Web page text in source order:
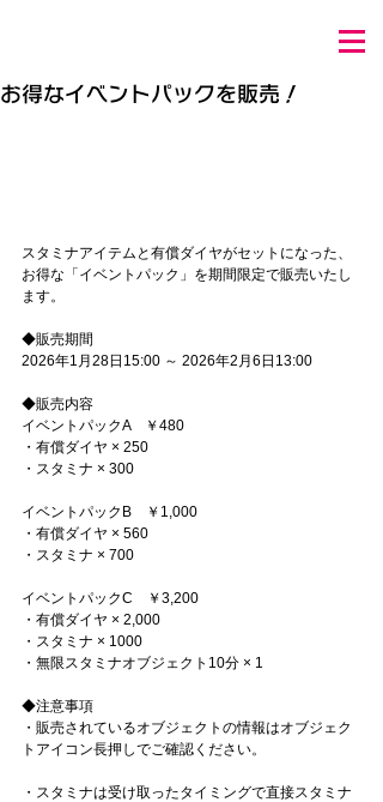
お得なイベントパックを販売！
スタミナアイテムと有償ダイヤがセットになった、
お得な「イベントパック」を期間限定で販売いたし
ます。
◆販売期間
2026年1月28日15:00 ～ 2026年2月6日13:00
◆販売内容
イベントパックA　￥480
・有償ダイヤ × 250
・スタミナ × 300
イベントパックB　￥1,000
・有償ダイヤ × 560
・スタミナ × 700
イベントパックC　￥3,200
・有償ダイヤ × 2,000
・スタミナ × 1000
・無限スタミナオブジェクト10分 × 1
◆注意事項
・販売されているオブジェクトの情報はオブジェク
トアイコン長押しでご確認ください。
・スタミナは受け取ったタイミングで直接スタミナ